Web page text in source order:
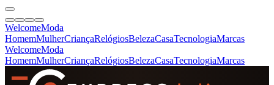
WelcomeModa
HomemMulherCriançaRelógiosBelezaCasaTecnologiaMarcas
WelcomeModa
HomemMulherCriançaRelógiosBelezaCasaTecnologiaMarcas